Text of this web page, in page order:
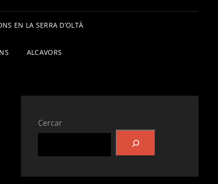
EN LA SERRA D’OLTÀ
ALCAVORS
Cercar